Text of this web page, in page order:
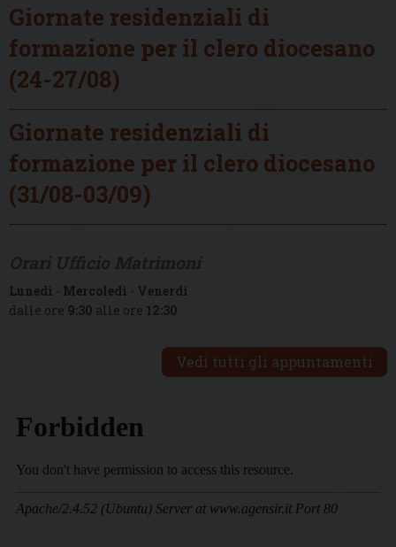
Giornate residenziali di
formazione per il clero diocesano
(24-27/08)
Giornate residenziali di
formazione per il clero diocesano
(31/08-03/09)
Lunedì - Mercoledì - Venerdì
dalle ore 9:30 alle ore 12:30
Vedi tutti gli appuntamenti